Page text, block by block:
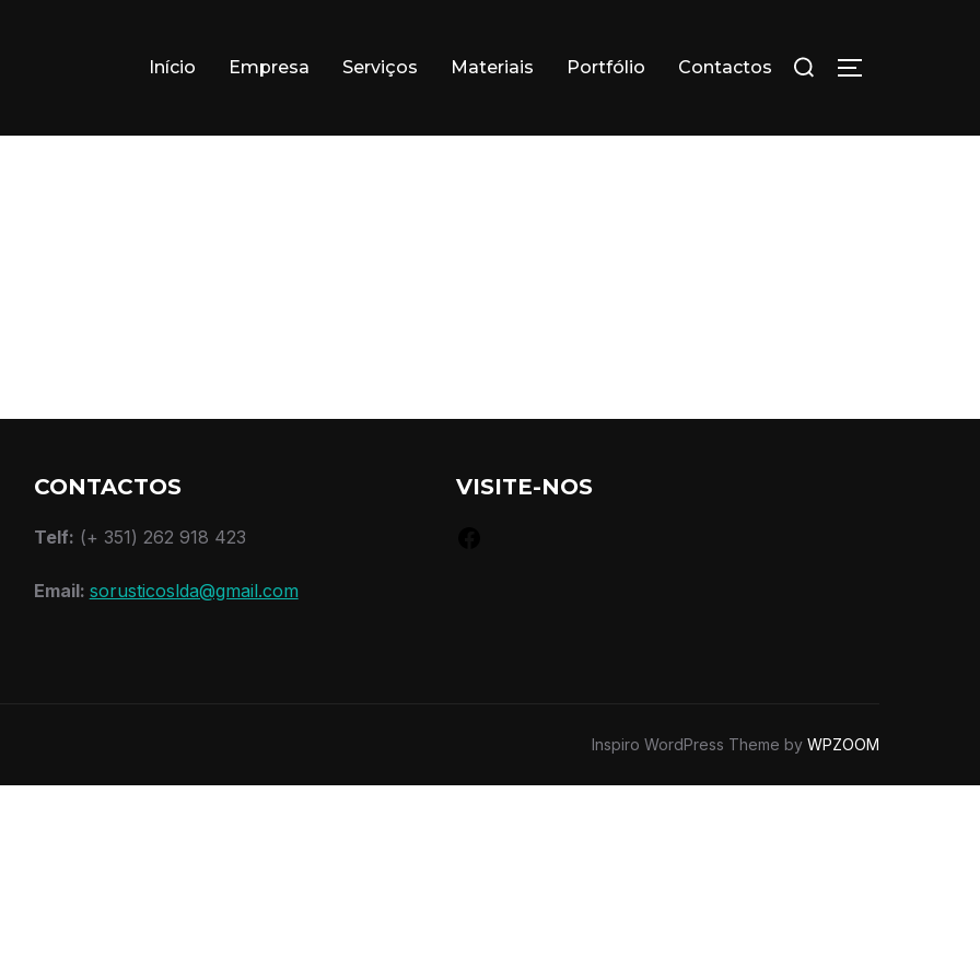
Início Empresa Serviços Materiais Portfólio Contactos
for:
TOGGLE
CONTACTOS
Telf: (+ 351) 262 918 423
Email: sorusticoslda@gmail.com
VISITE-NOS
Inspiro WordPress Theme by WPZOOM